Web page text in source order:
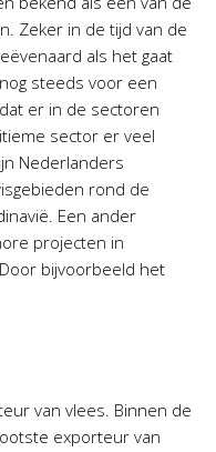
Zeker in de tijd van de
als het gaat
steeds voor een
er in de sectoren
sector er veel
Nederlanders
rond de
Een ander
projecten in
bijvoorbeeld het
van vlees. Binnen de
exporteur van